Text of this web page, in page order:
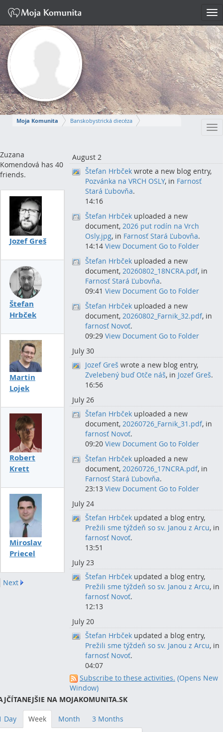
Moja Komunita
Banskobystrická diecéza
ZUZANA
Napísať správu
Zuzana
Komendová has 40
friends.
Jozef Greš
Štefan
Hrbček
Martin
Lojek
Robert
Krett
Miroslav
Priecel
Next
August 2
Štefan Hrbček wrote a new blog entry,
Pozvánka na VRCH OSLY, in Farnosť
Stará Ľubovňa.
14:16
Štefan Hrbček uploaded a new
document, 2026 put rodín na Vrch
Osly.jpg, in Farnosť Stará Ľubovňa.
14:14 View Document Go to Folder
Štefan Hrbček uploaded a new
document, 20260802_18NCRA.pdf, in
Farnosť Stará Ľubovňa.
09:41 View Document Go to Folder
Štefan Hrbček uploaded a new
document, 20260802_Farnik_32.pdf, in
farnosť Novoť.
09:29 View Document Go to Folder
July 30
Jozef Greš wrote a new blog entry,
Zvelebený buď Otče náš, in Jozef Greš.
16:56
July 26
Štefan Hrbček uploaded a new
document, 20260726_Farnik_31.pdf, in
farnosť Novoť.
09:20 View Document Go to Folder
Štefan Hrbček uploaded a new
document, 20260726_17NCRA.pdf, in
Farnosť Stará Ľubovňa.
23:13 View Document Go to Folder
July 24
Štefan Hrbček updated a blog entry,
Prežili sme týždeň so sv. Janou z Arcu, in
farnosť Novoť.
13:51
July 23
Štefan Hrbček updated a blog entry,
Prežili sme týždeň so sv. Janou z Arcu, in
farnosť Novoť.
12:13
July 20
Štefan Hrbček updated a blog entry,
Prežili sme týždeň so sv. Janou z Arcu, in
farnosť Novoť.
04:07
Subscribe to these activities. (Opens New
Window)
NA MOJAKOMUNITA.SK
Day Week Month 3 Months